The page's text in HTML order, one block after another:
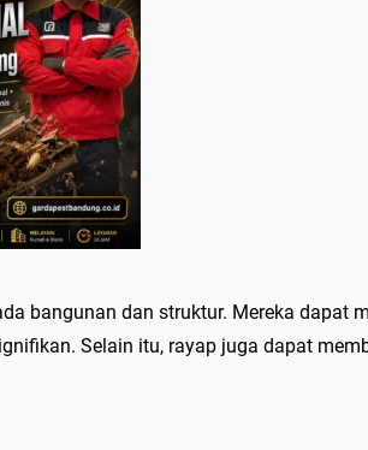
bangunan dan struktur. Mereka dapat
Selain itu, rayap juga dapat